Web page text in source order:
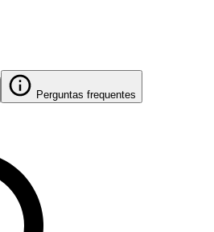
Perguntas frequentes